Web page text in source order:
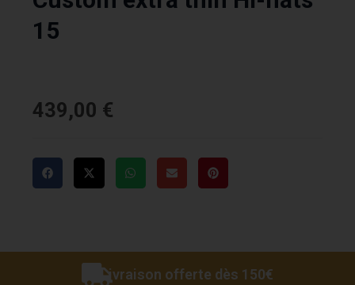
15
439,00 €
Livraison offerte dès 150€